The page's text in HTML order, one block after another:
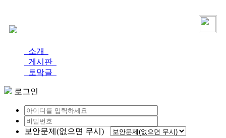
소개
게시판
토막글
로그인
보안문제(없으면 무시)